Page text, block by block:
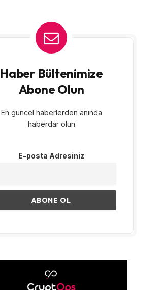
Haber Bültenimize
Abone Olun
En güncel haberlerden anında
haberdar olun
E-posta Adresiniz